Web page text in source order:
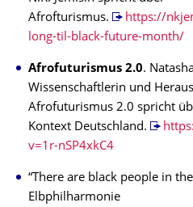
Afrofturismus.
https://
long-til-black-future-month/
Afrofuturismus 2.0.
Wissenschaftlerin und
Afrofuturismus 2.0 spricht
Kontext Deutschland.
v=1r-nSP4xkC4
“There are black people in
Elbphilharmonie